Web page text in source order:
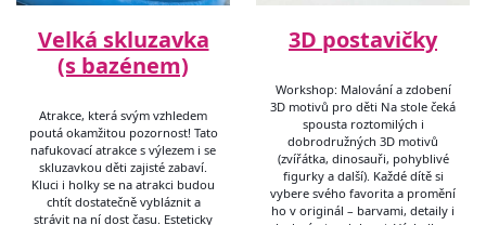
Velká skluzavka
(s bazénem)
Atrakce, která svým vzhledem
poutá okamžitou pozornost! Tato
nafukovací atrakce s výlezem i se
skluzavkou děti zajisté zabaví.
Kluci i holky se na atrakci budou
chtít dostatečně vybláznit a
strávit na ní dost času. Esteticky
3D postavičky
Workshop: Malování a zdobení
3D motivů pro děti Na stole čeká
spousta roztomilých i
dobrodružných 3D motivů
(zvířátka, dinosauři, pohyblivé
figurky a další). Každé dítě si
vybere svého favorita a promění
ho v originál – barvami, detaily i